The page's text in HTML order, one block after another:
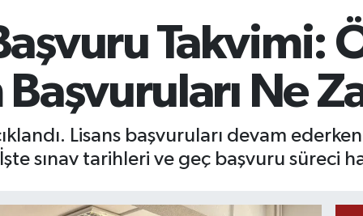
Takvimi:
Ne
Lisans başvuruları devam
sınav tarihleri ve geç başvuru süreci